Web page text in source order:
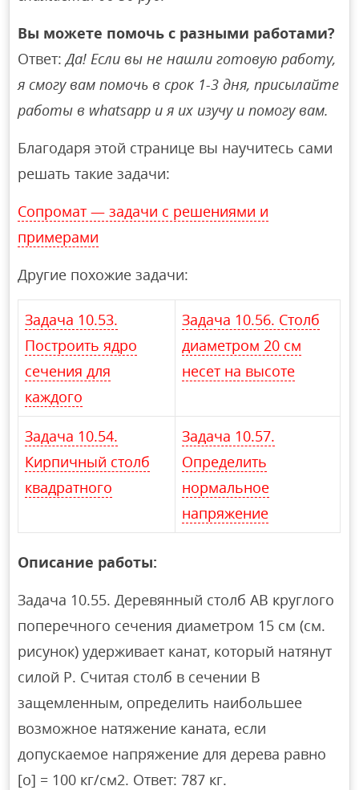
Вы можете помочь с разными работами?
Ответ:Да! Если вы не нашли готовую работу,
я смогу вам помочь в срок 1-3 дня, присылайте
работы в whatsapp и я их изучу и помогу вам.
Благодаря этой странице вы научитесь сами
решать такие задачи:
Сопромат — задачи с решениями и
примерами
Другие похожие задачи:
Задача 10.53.
Построить ядро
сечения для
каждого
Задача 10.56. Столб
диаметром 20 см
несет на высоте
Задача 10.54.
Кирпичный столб
квадратного
Задача 10.57.
Определить
нормальное
напряжение
Описание работы:
Задача 10.55. Деревянный столб АВ круглого
поперечного сечения диаметром 15 см (см.
рисунок) удерживает канат, который натянут
силой Р. Считая столб в сечении В
защемленным, определить наибольшее
возможное натяжение каната, если
допускаемое напряжение для дерева равно
[о] = 100 кг/см2. Ответ: 787 кг.